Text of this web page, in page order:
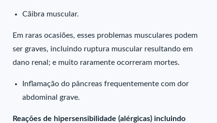
Cãibra muscular.
Em raras ocasiões, esses problemas musculares podem
ser graves, incluindo ruptura muscular resultando em
dano renal; e muito raramente ocorreram mortes.
Inflamação do pâncreas frequentemente com dor
abdominal grave.
Reações de hipersensibilidade (alérgicas) incluindo